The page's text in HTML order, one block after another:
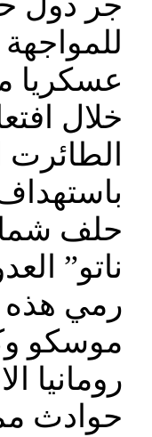
عسكريا
خلال
الطائرت
حلف
ناتو”
رمي هذه
موسكو
رومانيا
حوادث